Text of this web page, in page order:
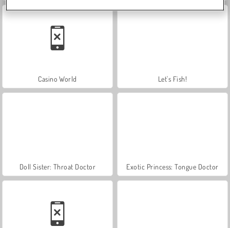
Casino World Let's Fish!
Doll Sister: Throat Doctor Exotic Princess: Tongue Doctor